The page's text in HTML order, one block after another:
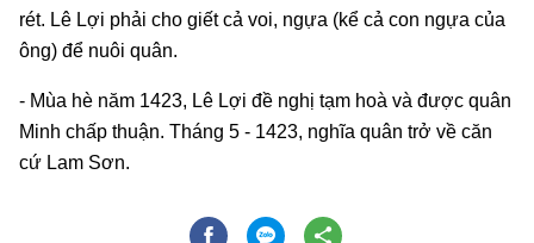
rét. Lê Lợi phải cho giết cả voi, ngựa (kể cả con ngựa của
ông) để nuôi quân.
- Mùa hè năm 1423, Lê Lợi đề nghị tạm hoà và được quân
Minh chấp thuận. Tháng 5 - 1423, nghĩa quân trở về căn
cứ Lam Sơn.